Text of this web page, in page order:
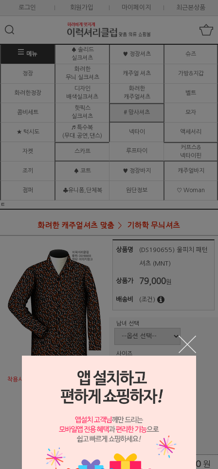
로그인 회원가입 마이페이지 최근본상품
메뉴
♠ 솔리드
실크셔츠
♥ 정장셔츠 슈즈
정장
화려한
무늬 실크셔츠
캐주얼 셔츠 가방&지갑
화려한정장
디자인
배색실크셔츠
화려한
캐주얼셔츠
벨트
콤비세트
핫픽스
실크셔츠
# 망사셔츠 모자
★ 턱시도
♬ 특수복
(무대.공연,댄스)
넥타이 액세서리
자켓 스카프 루프타이
커프스&
넥타이핀
조끼 ♠ 코트 ♥ 정장바지 캐주얼바지
점퍼 ♣유니폼,단체복 원단정보 ♡ Woman
ㅌ
화려한 캐주얼셔츠 맞춤 기하학 무늬셔츠
착용시즌:
상품명 (DS190655) 울피치 패턴
셔츠 (MNT)
상품가 79,000원
배송비 (조건)
남녀 선택
사이즈
디자인
문이나 한
글 새김)
0 원